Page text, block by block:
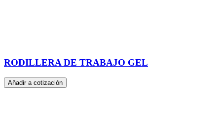
RODILLERA DE TRABAJO GEL
Añadir a cotización